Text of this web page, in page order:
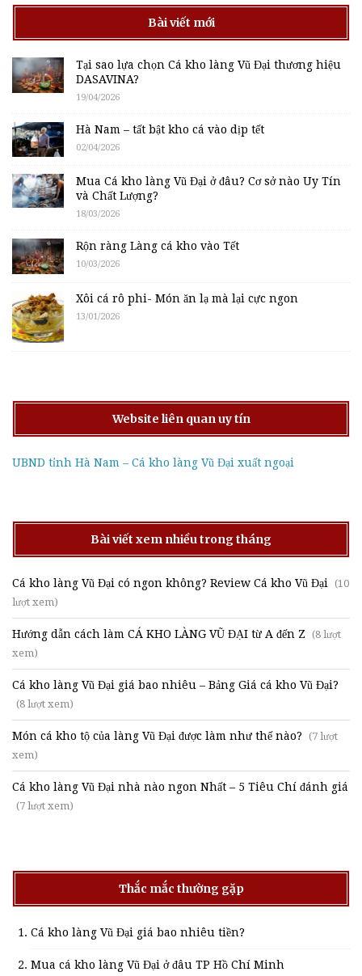
Bài viết mới
Tại sao lựa chọn Cá kho làng Vũ Đại thương hiệu
DASAVINA?
19/04/2026
Hà Nam – tất bật kho cá vào dịp tết
02/04/2026
Mua Cá kho làng Vũ Đại ở đâu? Cơ sở nào Uy Tín
và Chất Lượng?
18/03/2026
Rộn ràng Làng cá kho vào Tết
10/03/2026
Xôi cá rô phi- Món ăn lạ mà lại cực ngon
13/01/2026
Website liên quan uy tín
UBND tỉnh Hà Nam – Cá kho làng Vũ Đại xuất ngoại
Bài viết xem nhiều trong tháng
Cá kho làng Vũ Đại có ngon không? Review Cá kho Vũ Đại (10
lượt xem)
Hướng dẫn cách làm CÁ KHO LÀNG VŨ ĐẠI từ A đến Z (8 lượt
xem)
Cá kho làng Vũ Đại giá bao nhiêu – Bảng Giá cá kho Vũ Đại?
(8 lượt xem)
Món cá kho tộ của làng Vũ Đại được làm như thế nào? (7 lượt
xem)
Cá kho làng Vũ Đại nhà nào ngon Nhất – 5 Tiêu Chí đánh giá
(7 lượt xem)
Thắc mắc thường gặp
Cá kho làng Vũ Đại giá bao nhiêu tiền?
Mua cá kho làng Vũ Đại ở đâu TP Hồ Chí Minh